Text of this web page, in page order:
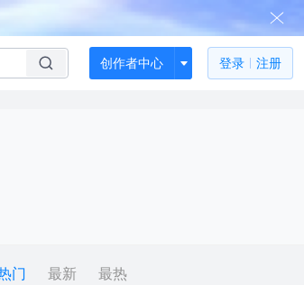
创作者中心 登录 注册
门 最新 最热